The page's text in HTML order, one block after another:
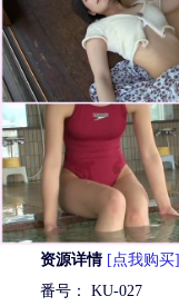
资源详情 [点我购买]
番号： KU-027